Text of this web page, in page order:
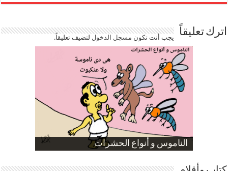
اترك تعليقاً يجب أنت تكون مسجل الدخوللتضيف تعليقاً.
الناموس و أنواع الحشرات
الموظفين بعد ارتفاع الأسعار
ارتفاع نسبة الطلاق في مصر
صورة كاركاتيرية
صورة كاركاتيرية